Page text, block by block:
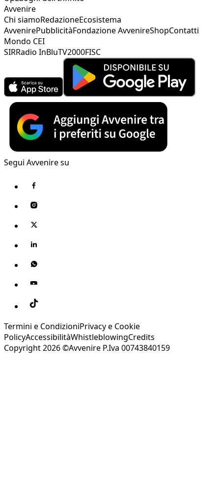
Avvenire
Chi siamoRedazioneEcosistema
AvvenirePubblicitàFondazione AvvenireShopContatti
Mondo CEI
SIRRadio InBluTV2000FISC
Segui Avvenire su
Termini e CondizioniPrivacy e Cookie
PolicyAccessibilitàWhistleblowingCredits
Copyright 2026 ©Avvenire P.Iva 00743840159